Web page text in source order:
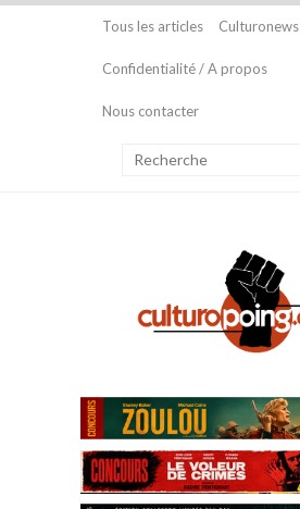
Tous les articles Culturonews
Confidentialité / A propos
Nous contacter